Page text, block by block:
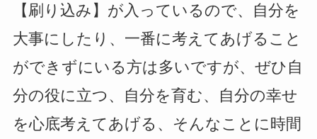
【刷り込み】が入っているので、自分を
大事にしたり、一番に考えてあげること
ができずにいる方は多いですが、ぜひ自
分の役に立つ、自分を育む、自分の幸せ
を心底考えてあげる、そんなことに時間